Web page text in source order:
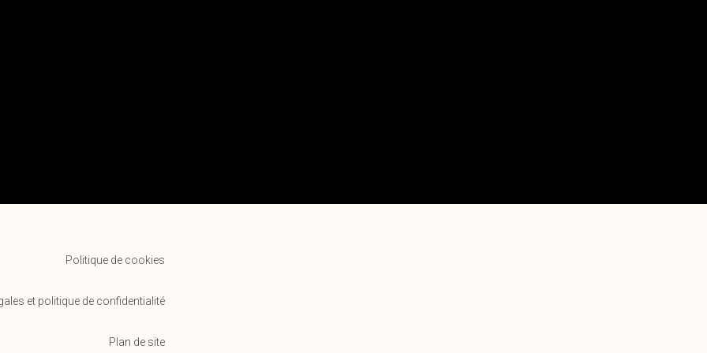
Politique de cookies
et politique de confidentialité
Plan de site